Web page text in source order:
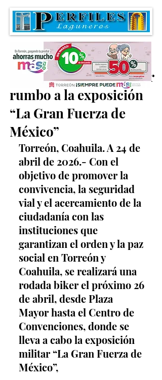
Organizan rodada Biker
rumbo a la exposición
“La Gran Fuerza de
México”
Torreón, Coahuila. A 24 de
abril de 2026.- Con el
objetivo de promover la
convivencia, la seguridad
vial y el acercamiento de la
ciudadanía con las
instituciones que
garantizan el orden y la paz
social en Torreón y
Coahuila, se realizará una
rodada biker el próximo 26
de abril, desde Plaza
Mayor hasta el Centro de
Convenciones, donde se
lleva a cabo la exposición
militar “La Gran Fuerza de
México”,